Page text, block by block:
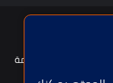
للصحافة العربية
شروط الخدمة